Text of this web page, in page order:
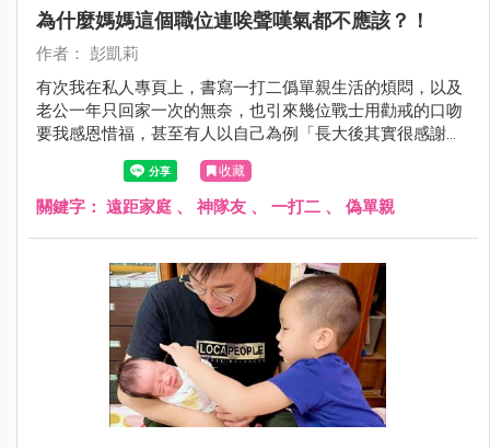
為什麼媽媽這個職位連唉聲嘆氣都不應該？！
作者： 彭凱莉
有次我在私人專頁上，書寫一打二僞單親生活的煩悶，以及
老公一年只回家一次的無奈，也引來幾位戰士用勸戒的口吻
要我感恩惜福，甚至有人以自己為例「長大後其實很感謝爸
爸出門賺錢給他們一家，讓他們無後顧之憂」，壓根沒想到
他媽才是那個能讓他爸出遠門都不擔心的關鍵！
收藏
關鍵字： 遠距家庭 、 神隊友 、 一打二 、 偽單親